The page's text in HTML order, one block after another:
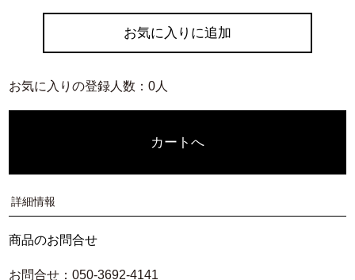
お気に入りに追加
お気に入りの登録人数：0人
カートへ
詳細情報
商品のお問合せ
お問合せ：050-3692-4141